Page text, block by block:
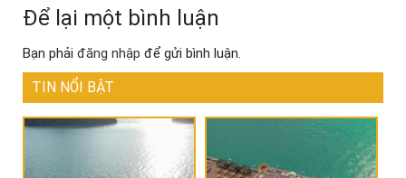
Để lại một bình luận
Bạn phải đăng nhập để gửi bình luận.
TIN NỔI BẬT